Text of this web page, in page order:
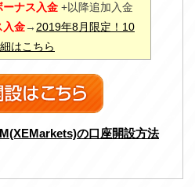
ーナス入金 +以降追加入金
入金→ 2019年8月限定！10
はこちら
の口座開設方法